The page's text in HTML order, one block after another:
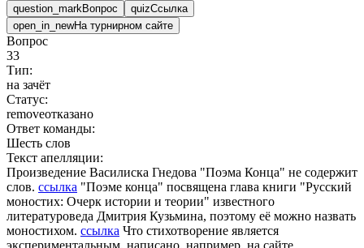
question_mark Вопрос quizСсылка
open_in_newНа турнирном сайте
Вопрос
33
Тип:
на зачёт
Статус:
removeотказано
Ответ команды:
Шесть слов
Текст апелляции:
Произведение Василиска Гнедова "Поэма Конца" не содержит
слов. ссылка "Поэме конца" посвящена глава книги "Русский
моностих: Очерк истории и теории" известного
литературоведа Дмитрия Кузьмина, поэтому её можно назвать
моностихом. ссылка Что стихотворение является
экспериментальным, написано, например, на сайте